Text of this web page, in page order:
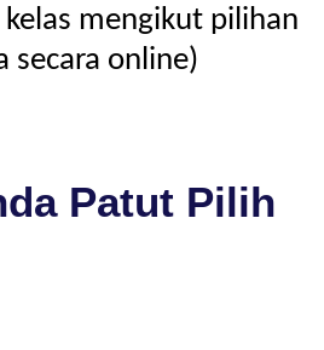
mengikut pilihan
secara online)
Patut Pilih